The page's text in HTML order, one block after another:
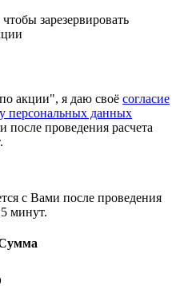
зарезервировать
акции", я даю своё согласие
персональных данных
проведения расчета
с Вами после проведения
минут.